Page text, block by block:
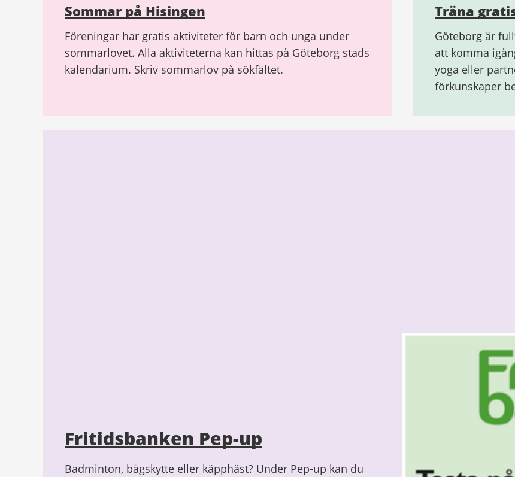
Sommar på Hisingen
Föreningar har gratis aktiviteter för barn och unga under
sommarlovet. Alla aktiviteterna kan hittas på Göteborg stads
kalendarium. Skriv sommarlov på sökfältet.
Träna
Göteborg är
att komma
yoga eller
förkunskaper
Fritidsbanken Pep-up
Badminton, bågskytte eller käpphäst? Under Pep-up kan du